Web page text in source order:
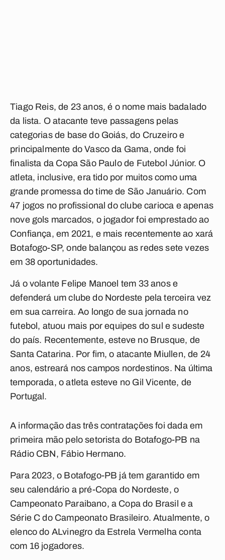
Tiago Reis, de 23 anos, é o nome mais badalado
da lista. O atacante teve passagens pelas
categorias de base do Goiás, do Cruzeiro e
principalmente do Vasco da Gama, onde foi
finalista da Copa São Paulo de Futebol Júnior. O
atleta, inclusive, era tido por muitos como uma
grande promessa do time de São Januário. Com
47 jogos no profissional do clube carioca e apenas
nove gols marcados, o jogador foi emprestado ao
Confiança, em 2021, e mais recentemente ao xará
Botafogo-SP, onde balançou as redes sete vezes
em 38 oportunidades.
Já o volante Felipe Manoel tem 33 anos e
defenderá um clube do Nordeste pela terceira vez
em sua carreira. Ao longo de sua jornada no
futebol, atuou mais por equipes do sul e sudeste
do país. Recentemente, esteve no Brusque, de
Santa Catarina. Por fim, o atacante Miullen, de 24
anos, estreará nos campos nordestinos. Na última
temporada, o atleta esteve no Gil Vicente, de
Portugal.
A informação das três contratações foi dada em
primeira mão pelo setorista do Botafogo-PB na
Rádio CBN, Fábio Hermano.
Para 2023, o Botafogo-PB já tem garantido em
seu calendário a pré-Copa do Nordeste, o
Campeonato Paraibano, a Copa do Brasil e a
Série C do Campeonato Brasileiro. Atualmente, o
elenco do ALvinegro da Estrela Vermelha conta
com 16 jogadores.